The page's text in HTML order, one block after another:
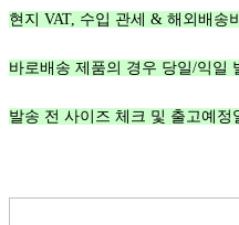
현지 VAT, 수입 관세 & 해외배송
바로배송 제품의 경우 당일/익일
발송 전 사이즈 체크 및 출고예정